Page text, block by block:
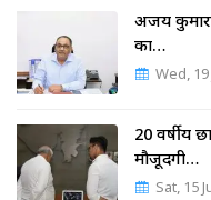
अजय कुमार
का…
Wed, 19
20 वर्षीय
मौजूदगी…
Sat, 15